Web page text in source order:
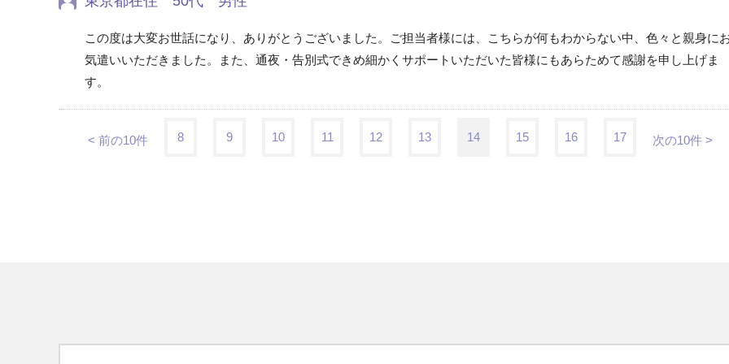
この度は大変お世話になり、ありがとうございました。ご担当者様には、こちらが何もわからない中、色々と親身に
気遣いいただきました。また、通夜・告別式できめ細かくサポートいただいた皆様にもあらためて感謝を申し上げま
す。
< 前の10件 8 9 10 11 12 13 14 15 16 17 次の10件 >